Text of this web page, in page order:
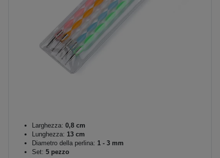
Larghezza: 0,8 cm
Lunghezza: 13 cm
Diametro della perlina: 1 - 3 mm
Set: 5 pezzo